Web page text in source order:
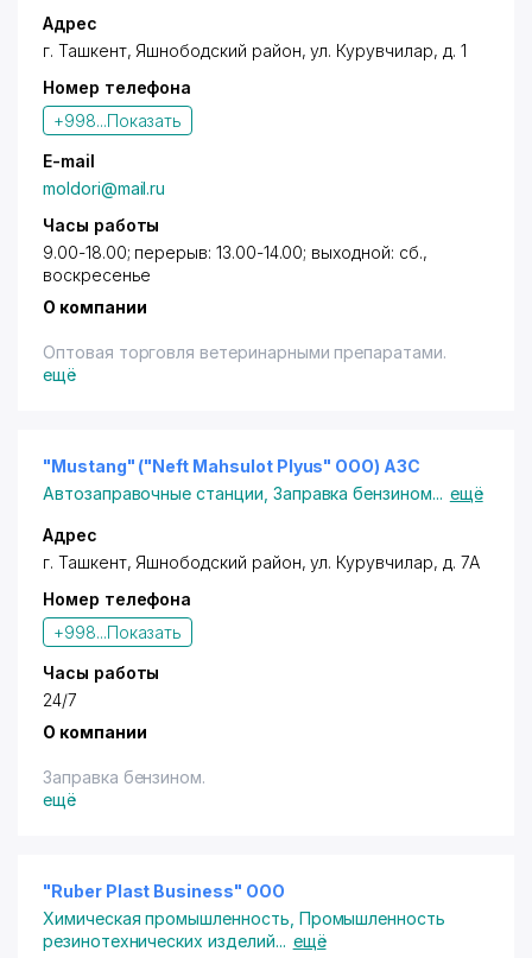
Адрес
г. Ташкент, Яшнободский район,ул. Курувчилар, д. 1
Номер телефона
+998...Показать
E-mail
moldori@mail.ru
Часы работы
9.00-18.00; перерыв: 13.00-14.00; выходной: сб.,
воскресенье
О компании
Оптовая торговля ветеринарными препаратами.
ещё
"Mustang" ("Neft Mahsulot Plyus" OOO) АЗС
Автозаправочные станции Заправка бензином... ещё
Адрес
г. Ташкент, Яшнободский район,ул. Курувчилар, д. 7А
Номер телефона
+998...Показать
Часы работы
24/7
О компании
Заправка бензином.
ещё
"Ruber Plast Business" ООО
Химическая промышленность Промышленность
резинотехнических изделий... ещё